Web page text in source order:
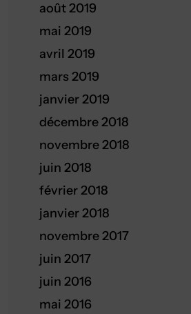
août 2019
mai 2019
avril 2019
mars 2019
janvier 2019
décembre 2018
novembre 2018
juin 2018
février 2018
janvier 2018
novembre 2017
juin 2017
juin 2016
mai 2016